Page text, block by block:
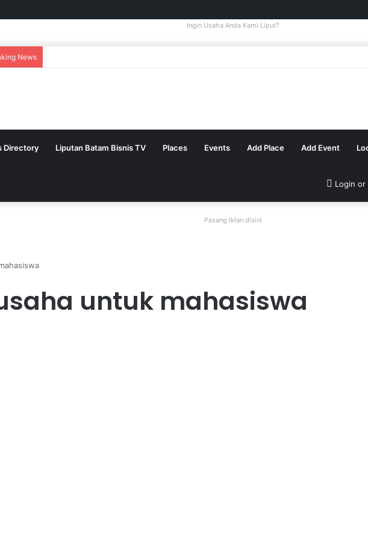
Ingin Usaha Anda Kami Liput?
News
Directory Liputan Batam Bisnis TV Places Events Add Place Add Event
Login or
Pasang Iklan disini
untuk mahasiswa